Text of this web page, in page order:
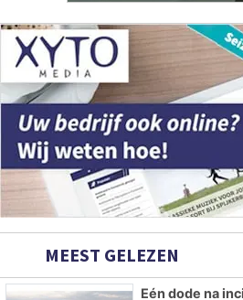
MEEST GELEZEN
Eén dode na